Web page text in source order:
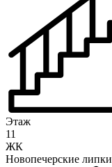
Этаж
11
ЖК
Новопечерские липки